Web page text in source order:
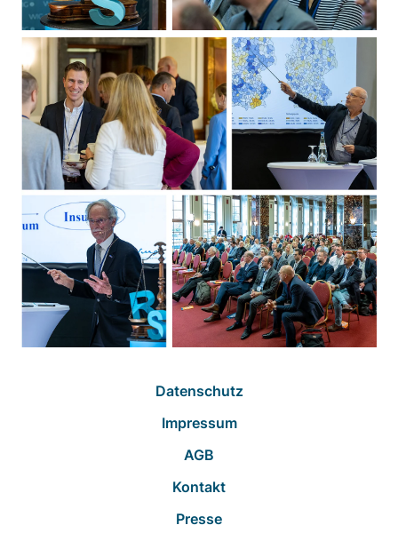
Datenschutz
Impressum
AGB
Kontakt
Presse